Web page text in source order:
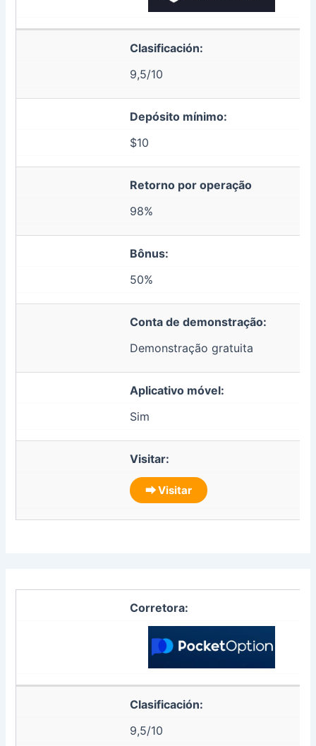
Clasificación:
9,5/10
Depósito mínimo:
$10
Retorno por operação
98%
Bônus:
50%
Conta de demonstração:
Demonstração gratuita
Aplicativo móvel:
Sim
Visitar:
⮕ Visitar
Corretora:
Clasificación:
9,5/10